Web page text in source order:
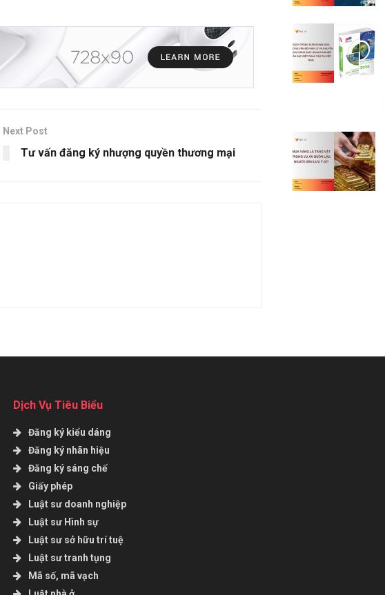
Next Post
Tư vấn đăng ký nhượng quyền thương mại
Dịch Vụ Tiêu Biểu
Đăng ký kiểu dáng
Đăng ký nhãn hiệu
Đăng ký sáng chế
Giấy phép
Luật sư doanh nghiệp
Luật sư Hình sự
Luật sư sở hữu trí tuệ
Luật sư tranh tụng
Mã số, mã vạch